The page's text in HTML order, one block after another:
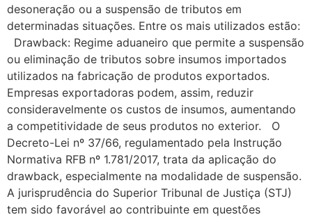
desoneração ou a suspensão de tributos em
determinadas situações. Entre os mais utilizados estão:
Drawback: Regime aduaneiro que permite a suspensão
ou eliminação de tributos sobre insumos importados
utilizados na fabricação de produtos exportados.
Empresas exportadoras podem, assim, reduzir
consideravelmente os custos de insumos, aumentando
a competitividade de seus produtos no exterior. O
Decreto-Lei nº 37/66, regulamentado pela Instrução
Normativa RFB nº 1.781/2017, trata da aplicação do
drawback, especialmente na modalidade de suspensão.
A jurisprudência do Superior Tribunal de Justiça (STJ)
tem sido favorável ao contribuinte em questões